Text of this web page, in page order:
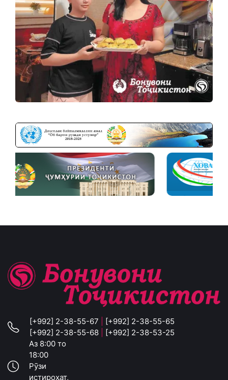
[+992] 2-38-55-67
[+992] 2-38-55-65
[+992] 2-38-55-68
[+992] 2-38-53-25
Аз 8:00 то
18:00
Рӯзи
истироҳат,